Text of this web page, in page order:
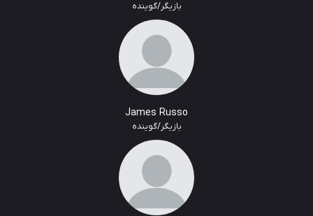
بازیگر/گوینده
James Russo
بازیگر/گوینده